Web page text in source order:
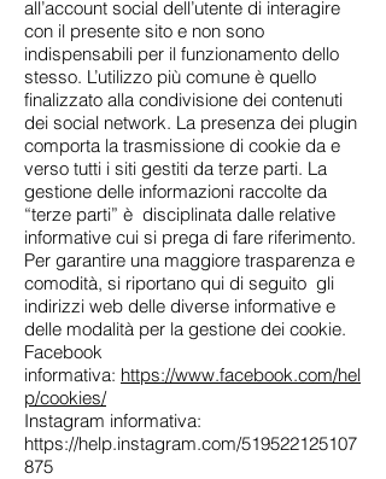
all’account social dell’utente di interagire
con il presente sito e non sono
indispensabili per il funzionamento dello
stesso. L’utilizzo più comune è quello
finalizzato alla condivisione dei contenuti
dei social network. La presenza dei plugin
comporta la trasmissione di cookie da e
verso tutti i siti gestiti da terze parti. La
gestione delle informazioni raccolte da
“terze parti” è disciplinata dalle relative
informative cui si prega di fare riferimento.
Per garantire una maggiore trasparenza e
comodità, si riportano qui di seguito gli
indirizzi web delle diverse informative e
delle modalità per la gestione dei cookie.
Facebook
informativa: https://www.facebook.com/hel
p/cookies/
Instagram informativa:
https://help.instagram.com/519522125107
875